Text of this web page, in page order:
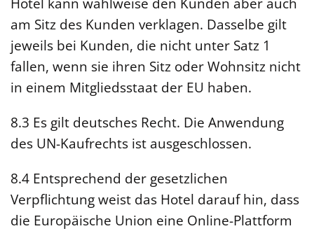
Hotel kann wahlweise den Kunden aber auch
am Sitz des Kunden verklagen. Dasselbe gilt
jeweils bei Kunden, die nicht unter Satz 1
fallen, wenn sie ihren Sitz oder Wohnsitz nicht
in einem Mitgliedsstaat der EU haben.
8.3 Es gilt deutsches Recht. Die Anwendung
des UN-Kaufrechts ist ausgeschlossen.
8.4 Entsprechend der gesetzlichen
Verpflichtung weist das Hotel darauf hin, dass
die Europäische Union eine Online-Plattform